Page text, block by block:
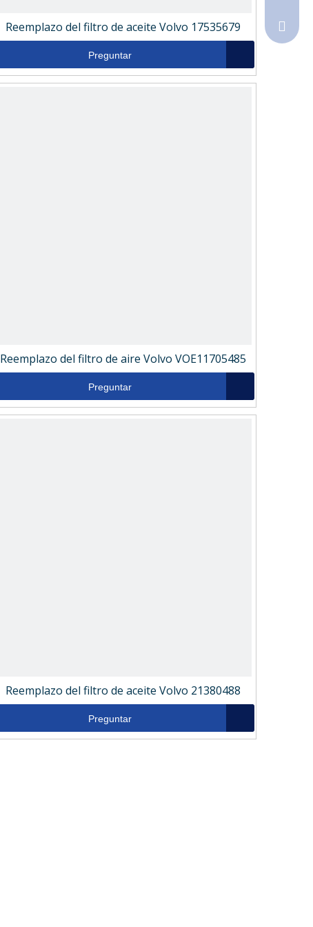
Reemplazo del filtro de aceite Volvo 17535679
Preguntar
Reemplazo del filtro de aire Volvo VOE11705485
Preguntar
Reemplazo del filtro de aceite Volvo 21380488
Preguntar